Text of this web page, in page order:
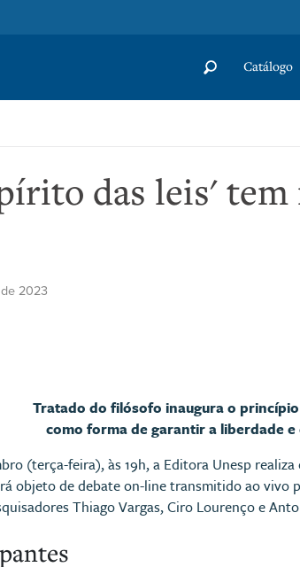
Catálogo
das leis'
2023
Tratado do filósofo inaugura o
como forma de garantir a liberdade
(terça-feira), às 19h, a Editora Unesp
objeto de debate on-line transmitido ao vivo
Thiago Vargas, Ciro Lourenço e